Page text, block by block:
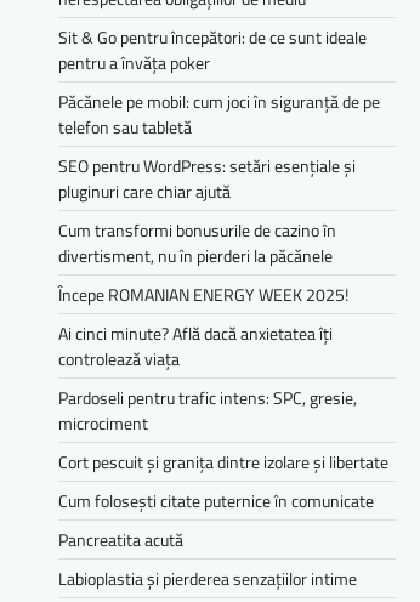
Sit & Go pentru începători: de ce sunt ideale
pentru a învăța poker
Păcănele pe mobil: cum joci în siguranță de pe
telefon sau tabletă
SEO pentru WordPress: setări esențiale și
pluginuri care chiar ajută
Cum transformi bonusurile de cazino în
divertisment, nu în pierderi la păcănele
Începe ROMANIAN ENERGY WEEK 2025!
Ai cinci minute? Află dacă anxietatea îți
controlează viața
Pardoseli pentru trafic intens: SPC, gresie,
microciment
Cort pescuit și granița dintre izolare și libertate
Cum folosești citate puternice în comunicate
Pancreatita acută
Labioplastia și pierderea senzațiilor intime